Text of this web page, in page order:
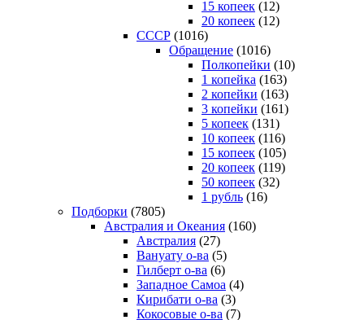
15 копеек (12)
20 копеек (12)
СССР (1016)
Обращение (1016)
Полкопейки (10)
1 копейка (163)
2 копейки (163)
3 копейки (161)
5 копеек (131)
10 копеек (116)
15 копеек (105)
20 копеек (119)
50 копеек (32)
1 рубль (16)
Подборки (7805)
Австралия и Океания (160)
Австралия (27)
Вануату о-ва (5)
Гилберт о-ва (6)
Западное Самоа (4)
Кирибати о-ва (3)
Кокосовые о-ва (7)